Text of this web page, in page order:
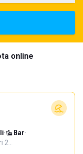
online
· Bar·
2…